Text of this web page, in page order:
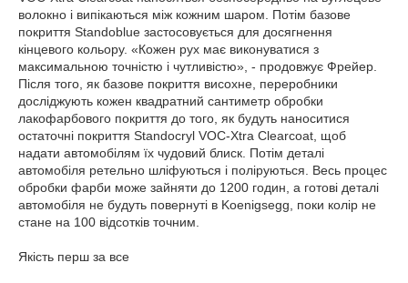
волокно і випікаються між кожним шаром. Потім базове
покриття Standoblue застосовується для досягнення
кінцевого кольору. «Кожен рух має виконуватися з
максимальною точністю і чутливістю», - продовжує Фрейер.
Після того, як базове покриття висохне, переробники
досліджують кожен квадратний сантиметр обробки
лакофарбового покриття до того, як будуть наноситися
остаточні покриття Standocryl VOC-Xtra Clearcoat, щоб
надати автомобілям їх чудовий блиск. Потім деталі
автомобіля ретельно шліфуються і поліруються. Весь процес
обробки фарби може зайняти до 1200 годин, а готові деталі
автомобіля не будуть повернуті в Koenigsegg, поки колір не
стане на 100 відсотків точним.
Якість перш за все